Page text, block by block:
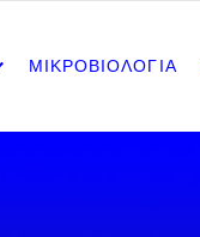
ΜΙΚΡΟΒΙΟΛΟΓΙΑ